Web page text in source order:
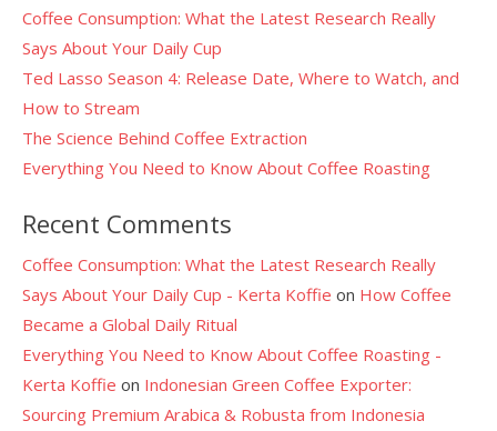
Coffee Consumption: What the Latest Research Really
Says About Your Daily Cup
Ted Lasso Season 4: Release Date, Where to Watch, and
How to Stream
The Science Behind Coffee Extraction
Everything You Need to Know About Coffee Roasting
Recent Comments
Coffee Consumption: What the Latest Research Really
Says About Your Daily Cup - Kerta Koffie on How Coffee
Became a Global Daily Ritual
Everything You Need to Know About Coffee Roasting -
Kerta Koffie on Indonesian Green Coffee Exporter:
Sourcing Premium Arabica & Robusta from Indonesia